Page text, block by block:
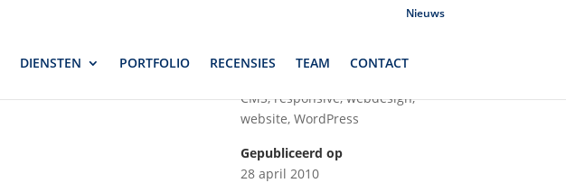
Nieuws
DIENSTEN PORTFOLIO RECENSIES TEAM CONTACT
CMS,responsive,webdesign,
website, WordPress
Gepubliceerd op
28 april 2010